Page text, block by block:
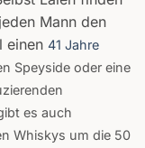
Mann den
einen 41 Jahre
Speyside oder eine
es auch
Whiskys um die 50